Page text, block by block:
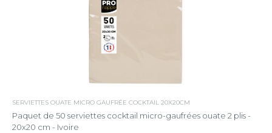
SERVIETTES OUATE MICRO GAUFRÉE COCKTAIL 20X20CM
Paquet de 50 serviettes cocktail micro-gaufrées ouate 2 plis -
20x20 cm - Ivoire